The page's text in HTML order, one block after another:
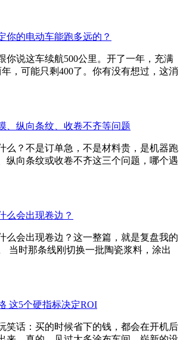
你的电动车能跑多远的？
你说这车续航500公里。开了一年，充满
，可能只剩400了。你有没有想过，这消
、纵向条纹、收卷不齐等问题
么？不是订单急，不是材料贵，是机器跑
纵向条纹或收卷不齐这三个问题，哪个遇
么会出现卷边？
么会出现卷边？这一整篇，就是复盘我的
当时那条线刚切换一批陶瓷浆料，涂出
这5个硬指标决定ROI
笑话：买的时候省下的钱，都会在开机后